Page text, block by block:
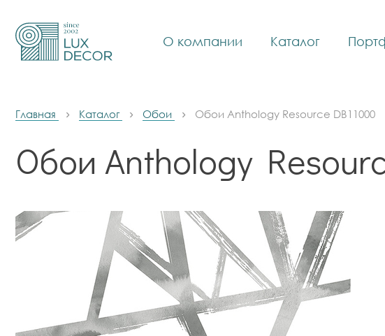
О компании Каталог
Главная Каталог Обои Обои Anthology Resource DB11000
Обои Anthology